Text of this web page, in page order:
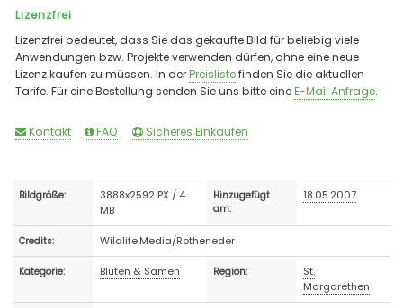
Lizenzfrei
Lizenzfrei bedeutet, dass Sie das gekaufte Bild für beliebig viele
Anwendungen bzw. Projekte verwenden dürfen, ohne eine neue
Lizenz kaufen zu müssen. In derPreislistefinden Sie die aktuellen
Tarife. Für eine Bestellung senden Sie uns bitte eineE-Mail Anfrage.
Kontakt FAQ Sicheres Einkaufen
Bildgröße:
3888x2592 PX / 4
MB
Hinzugefügt
am:
18.05.2007
Credits: Wildlife.Media/Rotheneder
Kategorie: Blüten & Samen Region:
St.
Margarethen